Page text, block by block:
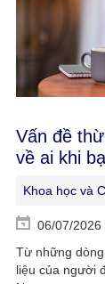
Vấn đề
về ai khi
Khoa học và
06/07/2026
Từ những
liệu của người